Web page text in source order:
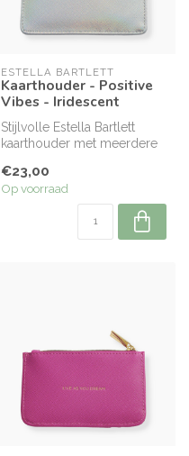
ESTELLA BARTLETT
Kaarthouder - Positive
Vibes - Iridescent
Stijlvolle Estella Bartlett
kaarthouder met meerdere
€23,00
Op voorraad